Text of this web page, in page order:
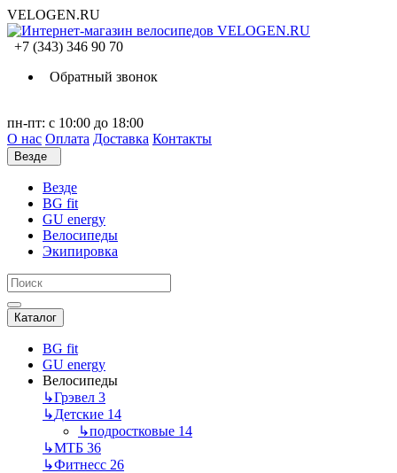
VELOGEN.RU
+7 (343) 346 90 70
Обратный звонок
пн-пт: с 10:00 до 18:00
О нас Оплата Доставка Контакты
Везде
Везде
BG fit
GU energy
Велосипеды
Экипировка
Каталог
BG fit
GU energy
Велосипеды
↳Грэвел 3
↳Детские 14
↳подростковые 14
↳МТБ 36
↳Фитнесс 26